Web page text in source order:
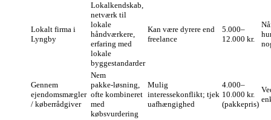
Lokalt firma i
Lyngby
Lokalkendskab,
netværk til
lokale
håndværkere,
erfaring med
lokale
byggestandarder
Kan være dyrere end
freelance
5.000–
12.000 kr.
Gennem
ejendomsmægler
/ køberrådgiver
Nem
pakke‑løsning,
ofte kombineret
med
købsvurdering
Mulig
interessekonflikt; tjek
uafhængighed
4.000–
10.000 kr.
(pakkepris)